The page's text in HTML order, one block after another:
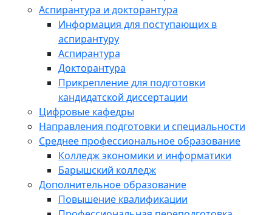
Аспирантура и докторантура
Информация для поступающих в
аспирантуру
Аспирантура
Докторантура
Прикрепление для подготовки
кандидатской диссертации
Цифровые кафедры
Направления подготовки и специальности
Среднее профессиональное образование
Колледж экономики и информатики
Барышский колледж
Дополнительное образование
Повышение квалификации